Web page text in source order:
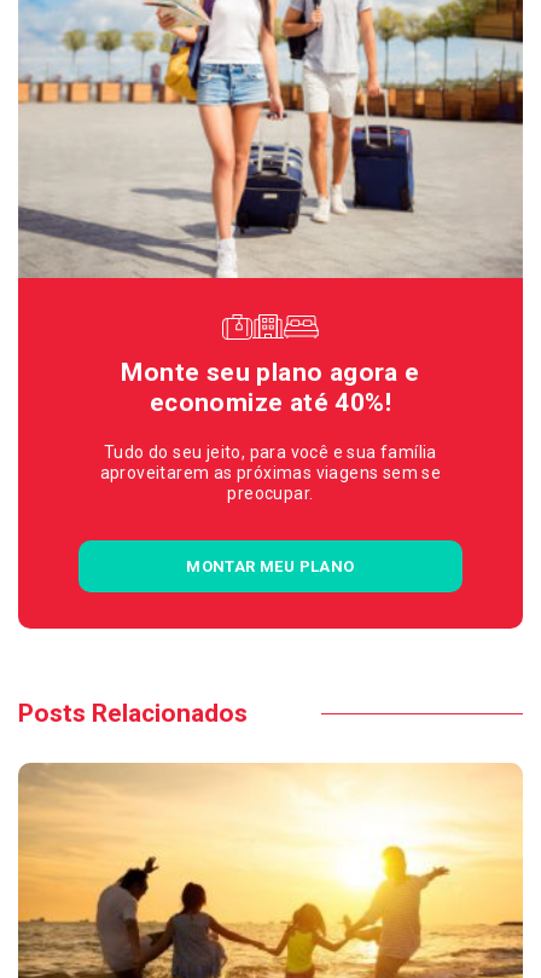
Monte seu plano agora e
economize até 40%!
Tudo do seu jeito, para você e sua família
aproveitarem as próximas viagens sem se
preocupar.
MONTAR MEU PLANO
Posts Relacionados